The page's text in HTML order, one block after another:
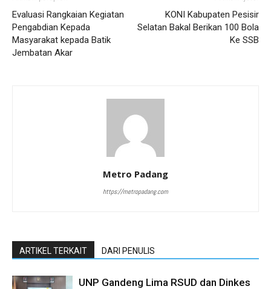
Evaluasi Rangkaian Kegiatan
Pengabdian Kepada
Masyarakat kepada Batik
Jembatan Akar
KONI Kabupaten Pesisir
Selatan Bakal Berikan 100 Bola
Ke SSB
Metro Padang
https://metropadang.com
ARTIKEL TERKAIT DARI PENULIS
UNP Gandeng Lima RSUD dan Dinkes